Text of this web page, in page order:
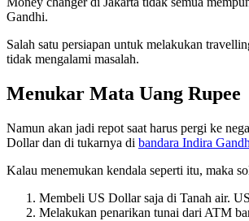
Gandhi.
Salah satu persiapan untuk melakukan
tidak mengalami masalah.
Menukar Mata Uang Rupee
Namun akan jadi repot saat harus pergi ke
Dollar dan di tukarnya di bandara Indira
Kalau menemukan kendala seperti itu, maka
Membeli US Dollar saja di Tanah air.
Melakukan penarikan tunai dari ATM